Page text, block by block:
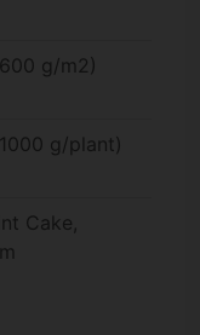
g/m2)
g/plant)
Cake,